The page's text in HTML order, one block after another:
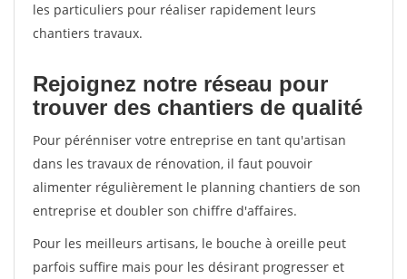
les particuliers pour réaliser rapidement leurs
chantiers travaux.
Rejoignez notre réseau pour
trouver des chantiers de qualité
Pour pérénniser votre entreprise en tant qu'artisan
dans les travaux de rénovation, il faut pouvoir
alimenter régulièrement le planning chantiers de son
entreprise et doubler son chiffre d'affaires.
Pour les meilleurs artisans, le bouche à oreille peut
parfois suffire mais pour les désirant progresser et